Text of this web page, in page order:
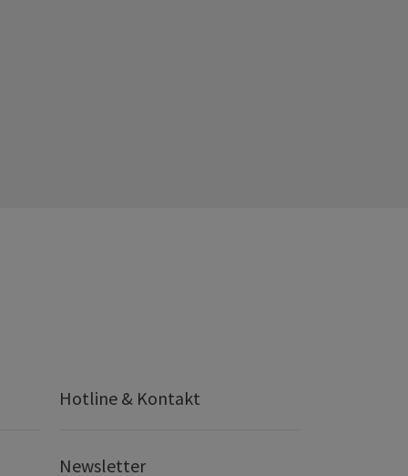
Hotline & Kontakt
Newsletter